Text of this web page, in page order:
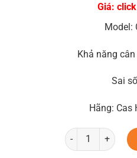
Giá:
Model:
Khả năng
Sai
Hãng: Cas